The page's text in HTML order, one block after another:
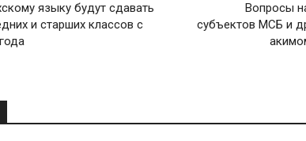
языку будут сдавать
и старших классов с
Вопросы
субъектов МСБ и